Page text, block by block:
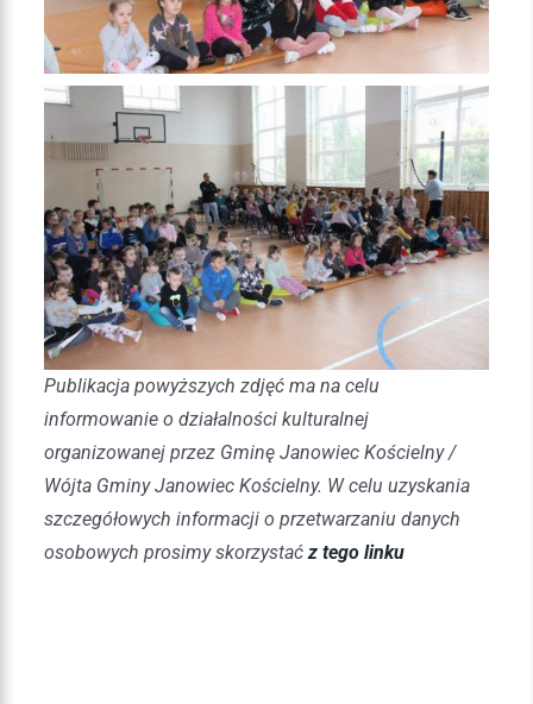
Publikacja powyższych zdjęć ma na celu
informowanie o działalności kulturalnej
organizowanej przez Gminę Janowiec Kościelny /
Wójta Gminy Janowiec Kościelny. W celu uzyskania
szczegółowych informacji o przetwarzaniu danych
osobowych prosimy skorzystaćz tego linku